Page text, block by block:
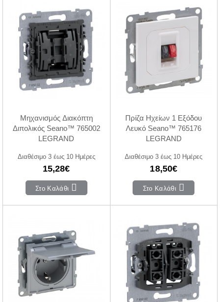
Μηχανισμός Διακόπτη
Διπολικός Seano™ 765002
LEGRAND
Διαθέσιμο 3 έως 10 Ημέρες
15,28€
Στο Καλάθι
Πρίζα Ηχείων 1 Εξόδου
Λευκό Seano™ 765176
LEGRAND
Διαθέσιμο 3 έως 10 Ημέρες
18,50€
Στο Καλάθι